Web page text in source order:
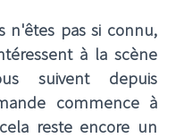
n'êtes pas si connu,
à la scène
suivent depuis
commence à
reste encore un